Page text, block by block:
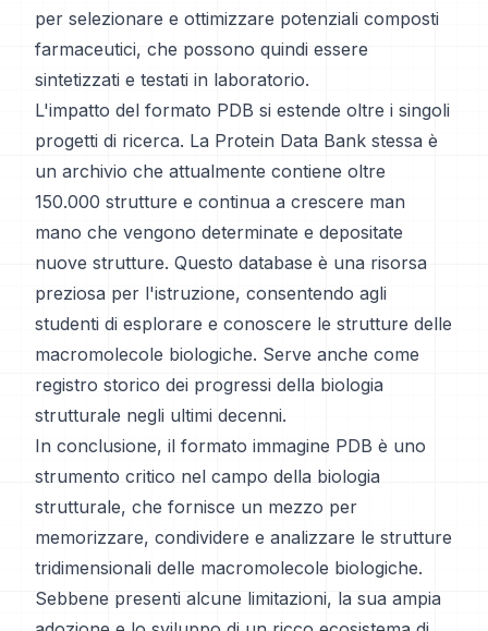
per selezionare e ottimizzare potenziali composti
farmaceutici, che possono quindi essere
sintetizzati e testati in laboratorio.
L'impatto del formato PDB si estende oltre i singoli
progetti di ricerca. La Protein Data Bank stessa è
un archivio che attualmente contiene oltre
150.000 strutture e continua a crescere man
mano che vengono determinate e depositate
nuove strutture. Questo database è una risorsa
preziosa per l'istruzione, consentendo agli
studenti di esplorare e conoscere le strutture delle
macromolecole biologiche. Serve anche come
registro storico dei progressi della biologia
strutturale negli ultimi decenni.
In conclusione, il formato immagine PDB è uno
strumento critico nel campo della biologia
strutturale, che fornisce un mezzo per
memorizzare, condividere e analizzare le strutture
tridimensionali delle macromolecole biologiche.
Sebbene presenti alcune limitazioni, la sua ampia